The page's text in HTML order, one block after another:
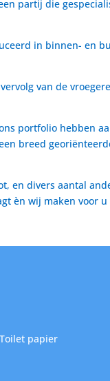
partij die
in binnen- en
van de
portfolio hebben
breed
en divers aantal
èn wij maken voor
papier